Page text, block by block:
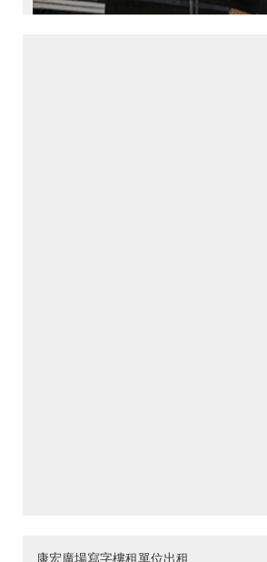
康宏廣場寫字樓租單位出租